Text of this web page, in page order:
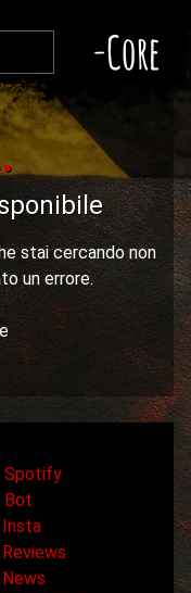
-Core
stai cercando non
un errore.
Spotify
Bot
Insta
Reviews
News